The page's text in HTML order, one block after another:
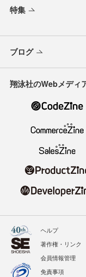
特集
ブログ
翔泳社のWebメディ
ヘルプ
著作権・リンク
会員情報管理
免責事項